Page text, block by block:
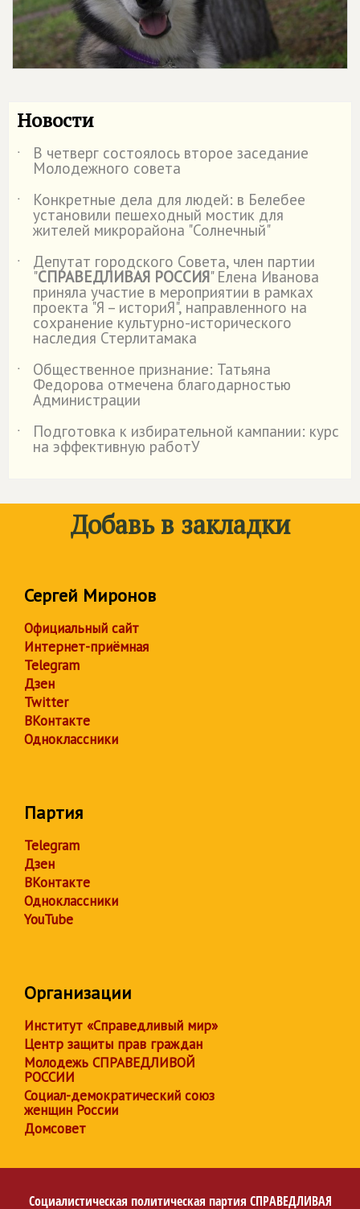
Новости
˙ В четверг состоялось второе заседание
Молодежного совета
˙
Конкретные дела для людей: в Белебее
установили пешеходный мостик для
жителей микрорайона "Солнечный"
˙
Депутат городского Совета, член партии
"СПРАВЕДЛИВАЯ РОССИЯ" Елена Иванова
приняла участие в мероприятии в рамках
проекта "Я – историЯ", направленного на
сохранение культурно-исторического
наследия Стерлитамака
˙
Общественное признание: Татьяна
Федорова отмечена благодарностью
Администрации
˙
Подготовка к избирательной кампании: курс
на эффективную работУ
Добавь в закладки
Сергей Миронов
Официальный сайт
Интернет-приёмная
Telegram
Дзен
Twitter
ВКонтакте
Одноклассники
Партия
Telegram
Дзен
ВКонтакте
Одноклассники
YouTube
Организации
Институт «Справедливый мир»
Центр защиты прав граждан
Молодежь СПРАВЕДЛИВОЙ
РОССИИ
Социал-демократический союз
женщин России
Домсовет
Социалистическая политическая партия СПРАВЕДЛИВАЯ